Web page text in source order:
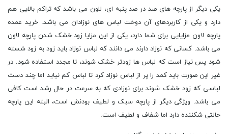
یکی دیگر از پارچه های صد در صد پنبه ای، لاون می باشد که تراکم بالایی هم
دارد و یکی از کاربردهای آن دوخت لباس های نوزادان می باشد. خرید عمده
پارچه لاون مزایایی برای شما دارد، یکی از این مزایا زود خشک شدن پارچه لاون
می باشد. کسانی که نوزاد دارند می دانند که لباس نوزاد باید زود به زود شسته
شود پس نیاز است که لباس ها زودتر خشک شوند، تا مجدد استفاده شود. در
غیر این صورت باید کمد را پر از لباس نوزاد کرد تا لباس کم نیاید اما چند دست
لباسی که زود خشک شوند برای نوزادی که به سرعت در حال رشد است کافی
می باشد. ویژگی دیگر از پارچه سبک و لطیف بودنش است، البته این پارچه
حالتی شکننده دارد اما شفاف و لطیف است.